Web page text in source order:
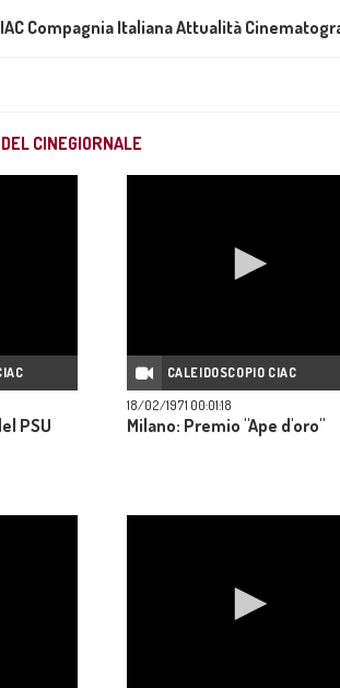
Compagnia Italiana Attualità
CINEGIORNALE
PSU
CALEIDOSCOPIO CIAC
18/02/1971 00:01:18
Milano: Premio "Ape d'oro"